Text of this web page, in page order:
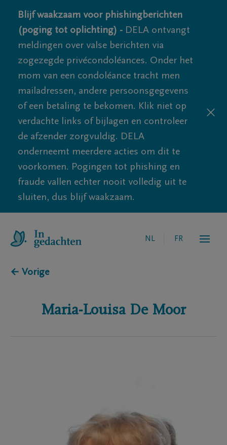
Blijf waakzaam voor phishingberichten
(poging tot oplichting) - DELA ontvangt
meldingen over valse berichten via
zogezegde privécondoléances. Onder het
mom van een condoléance tracht men
mailadressen, andere persoonsgegevens
of een betaling te bekomen. Klik niet op
verdachte links of bijlagen en controleer
de afzender zorgvuldig. DELA
onderneemt meerdere acties om dit te
voorkomen. Pogingen tot phishing en
fraude vallen echter nooit volledig uit te
sluiten, dus blijf waakzaam.
NL FR
← Vorige
Maria-Louisa De Moor